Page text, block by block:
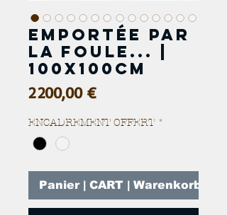
Emportée par
la foule... |
100x100cm
2 200,00 €Prix
ENCADREMENT OFFERT *
Panier | CART | Warenkorb